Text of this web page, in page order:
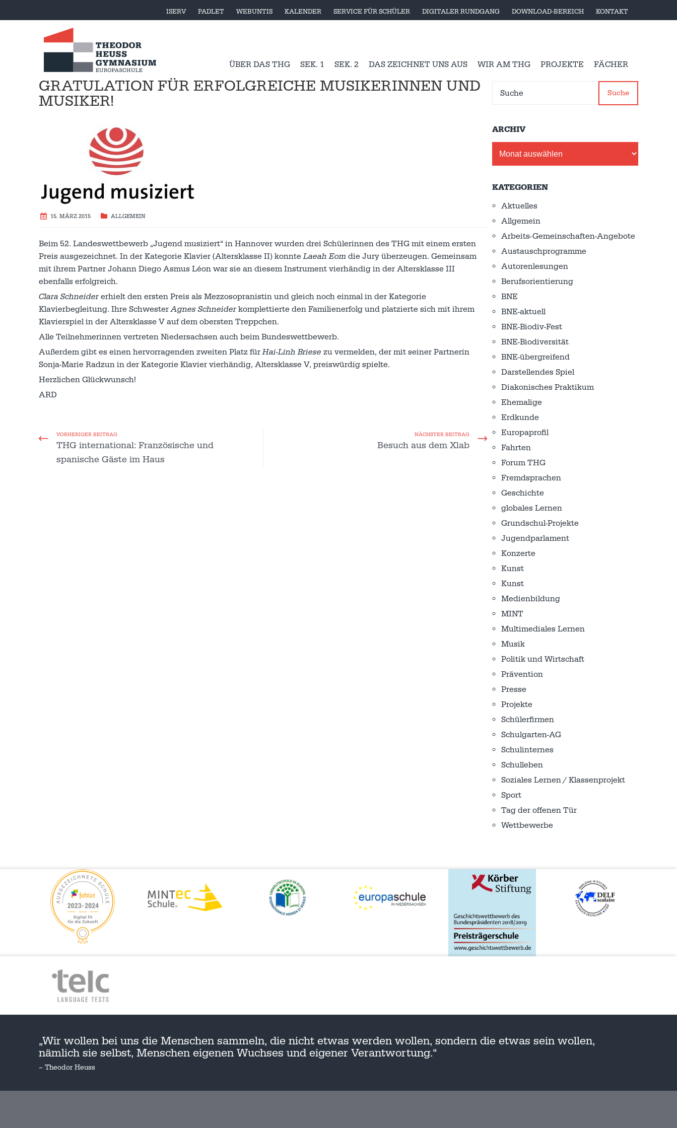
ISERV PADLET WEBUNTIS KALENDER SERVICE FÜR SCHÜLER DIGITALER RUNDGANG DOWNLOAD-BEREICH KONTAKT
ÜBER DAS THG SEK. 1 SEK. 2 DAS ZEICHNET UNS AUS WIR AM THG PROJEKTE FÄCHER
GRATULATION FÜR ERFOLGREICHE MUSIKERINNEN UND
MUSIKER!
15. MÄRZ 2015 ALLGEMEIN
Beim 52. Landeswettbewerb „Jugend musiziert“ in Hannover wurden drei Schülerinnen des THG mit einem ersten
Preis ausgezeichnet. In der Kategorie Klavier (Altersklasse II) konnteLaeah Eom die Jury überzeugen. Gemeinsam
mit ihrem Partner Johann Diego Asmus Léon war sie an diesem Instrument vierhändig in der Altersklasse III
ebenfalls erfolgreich.
Clara Schneidererhielt den ersten Preis als Mezzosopranistin und gleich noch einmal in der Kategorie
Klavierbegleitung. Ihre SchwesterAgnes Schneiderkomplettierte den Familienerfolg und platzierte sich mit ihrem
Klavierspiel in der Altersklasse V auf dem obersten Treppchen.
Alle Teilnehmerinnen vertreten Niedersachsen auch beim Bundeswettbewerb.
Außerdem gibt es einen hervorragenden zweiten Platz fürHai-Linh Briese zu vermelden, der mit seiner Partnerin
Sonja-Marie Radzun in der Kategorie Klavier vierhändig, Altersklasse V, preiswürdig spielte.
Herzlichen Glückwunsch!
ARD
VORHERIGER BEITRAG
THG international: Französische und
spanische Gäste im Haus
NÄCHSTER BEITRAG
Besuch aus dem Xlab
Suche
ARCHIV
KATEGORIEN
Aktuelles
Allgemein
Arbeits-Gemeinschaften-Angebote
Austausch­programme
Autorenlesungen
Berufsorientierung
BNE
BNE-aktuell
BNE-Biodiv-Fest
BNE-Biodiversität
BNE-übergreifend
Darstellendes Spiel
Diakonisches Praktikum
Ehemalige
Erdkunde
Europaprofil
Fahrten
Forum THG
Fremdsprachen
Geschichte
globales Lernen
Grundschul-Projekte
Jugendparlament
Konzerte
Kunst
Kunst
Medienbildung
MINT
Multimediales Lernen
Musik
Politik und Wirtschaft
Prävention
Presse
Projekte
Schülerfirmen
Schulgarten-AG
Schulinternes
Schulleben
Soziales Lernen / Klassenprojekt
Sport
Tag der offenen Tür
Wettbewerbe
„Wir wollen bei uns die Menschen sammeln, die nicht etwas werden wollen, sondern die etwas sein wollen,
nämlich sie selbst, Menschen eigenen Wuchses und eigener Verantwortung.“
– Theodor Heuss